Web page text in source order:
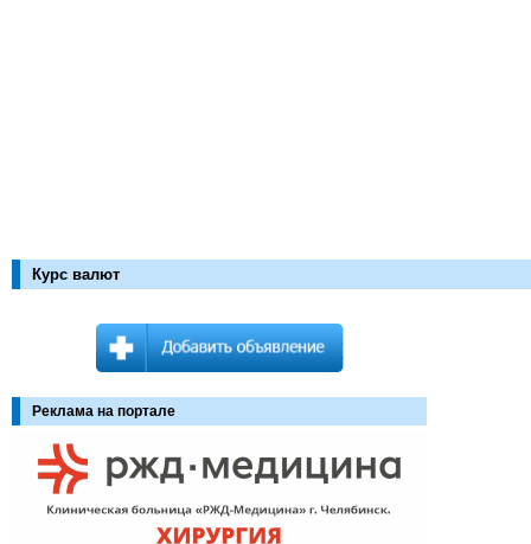
Курс валют
Реклама на портале